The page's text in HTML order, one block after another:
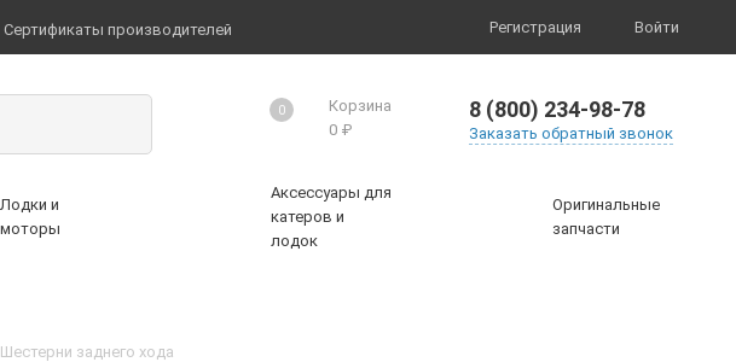
Сертификаты производителей Регистрация Войти
0
Корзина
0 ₽
8 (800) 234-98-78
Заказать обратный звонок
Лодки и
моторы
Аксессуары для
катеров и
лодок
Оригинальные
запчасти
Шестерни заднего хода